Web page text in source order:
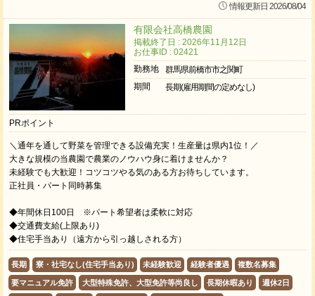
情報更新日 2026/08/04
有限会社高橋農園
掲載終了日 : 2026年11月12日
お仕事ID : 02421
勤務地
群馬県前橋市市之関町
期間
長期(雇用期間の定めなし)
PRポイント
＼通年を通して野菜を管理できる設備充実！生産量は県内1位！／
大きな規模の当農園で農業のノウハウ身に着けませんか？
未経験でも大歓迎！コツコツやる気のある方お待ちしています。
正社員・パート同時募集
◆年間休日100日 ※パート希望者は柔軟に対応
◆交通費支給(上限あり)
◆住宅手当あり（遠方から引っ越しされる方）
長期 寮・社宅なし(住宅手当あり) 未経験歓迎 経験者優遇 複数名募集
要マニュアル免許 大型特殊免許、大型免許等尚良し 長期休暇あり 週休2日